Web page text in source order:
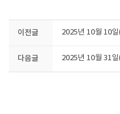
이전글 2025년 10월 10
다음글 2025년 10월 31